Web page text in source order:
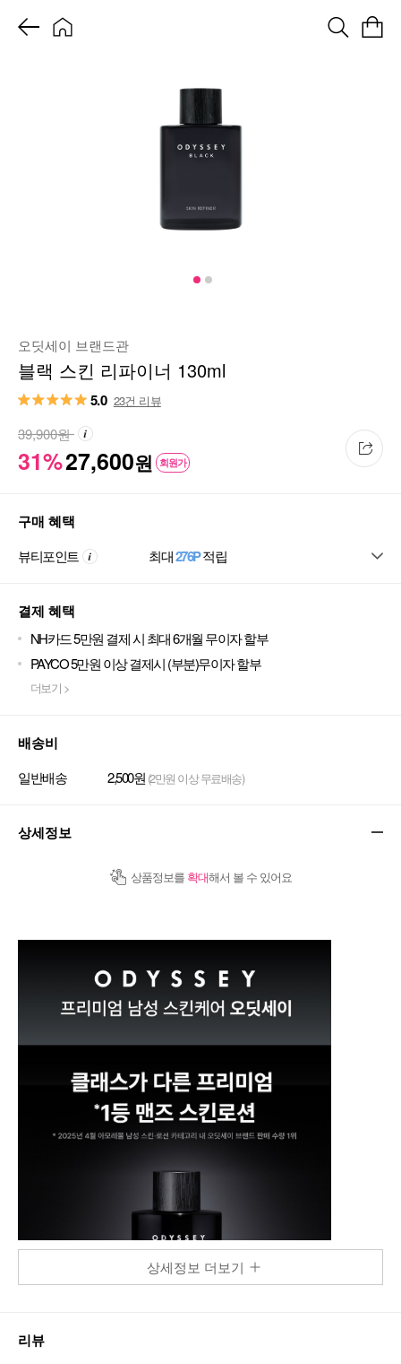
오딧세이 브랜드관
블랙 스킨 리파이너 130ml
5.0 23건 리뷰
31%27,600원 회원가
39,900원
구매 혜택
뷰티포인트 최대276P적립
결제 혜택
NH카드 5만원 결제 시 최대 6개월 무이자 할부
PAYCO 5만원 이상 결제시 (부분)무이자 할부
더보기 >
배송비
일반배송 2,500원 (2만원 이상 무료배송)
상세정보
상품정보를 확대해서 볼 수 있어요
상세정보 더보기
리뷰